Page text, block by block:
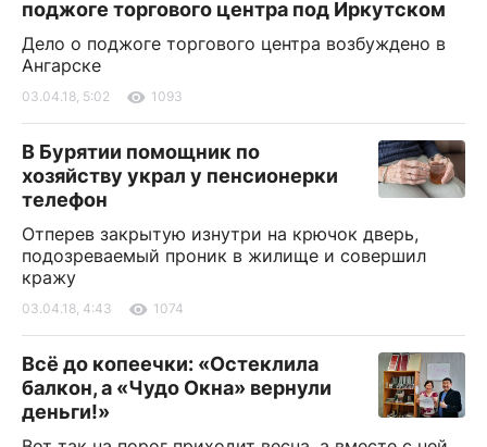
поджоге торгового центра под Иркутском
Дело о поджоге торгового центра возбуждено в
Ангарске
03.04.18, 5:02 1093
В Бурятии помощник по
хозяйству украл у пенсионерки
телефон
Отперев закрытую изнутри на крючок дверь,
подозреваемый проник в жилище и совершил
кражу
03.04.18, 4:43 1074
Всё до копеечки: «Остеклила
балкон, а «Чудо Окна» вернули
деньги!»